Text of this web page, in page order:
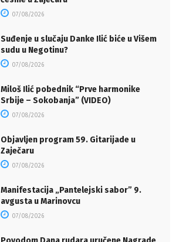
07/08/2026
Suđenje u slučaju Danke Ilić biće u Višem
sudu u Negotinu?
07/08/2026
Miloš Ilić pobednik “Prve harmonike
Srbije – Sokobanja” (VIDEO)
07/08/2026
Objavljen program 59. Gitarijade u
Zaječaru
07/08/2026
Manifestacija „Pantelejski sabor” 9.
avgusta u Marinovcu
07/08/2026